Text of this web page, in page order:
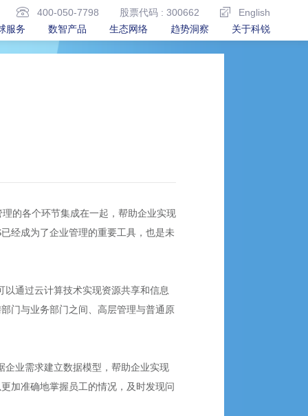
400-050-7798 股票代码 : 300662
English
服务
数智产品 生态网络 趋势洞察 关于科锐
的各个环节集成在一起，帮助企业实现
经成为了企业管理的重要工具，也是未
通过云计算技术实现资源共享和信息
门与业务部门之间、高层管理与普通原
业需求建立数据模型，帮助企业实现
加准确地掌握员工的情况，及时发现问